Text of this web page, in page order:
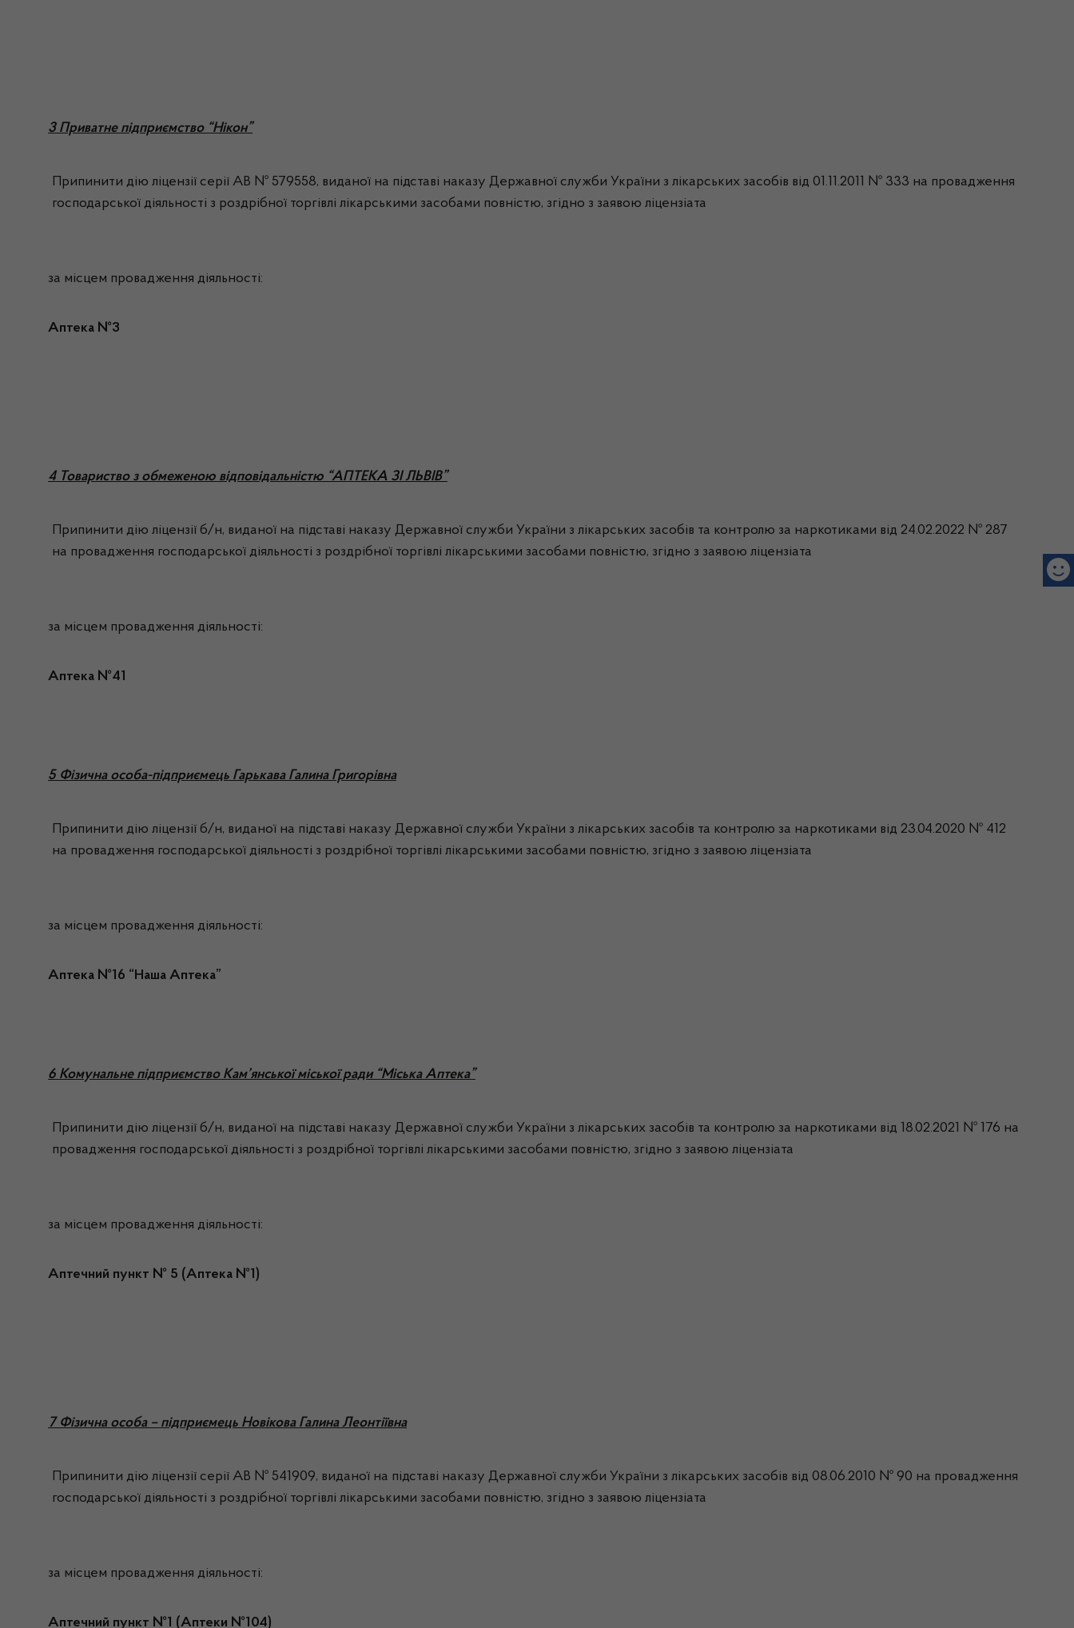
3 Приватне підприємство “Нікон”
Припинити дію ліцензії серії АВ № 579558, виданої на підставі наказу Державної служби України з лікарських засобів від 01.11.2011 № 333 на провадження
господарської діяльності з роздрібної торгівлі лікарськими засобами повністю, згідно з заявою ліцензіата
за місцем провадження діяльності:
Аптека №3
4 Товариство з обмеженою відповідальністю “АПТЕКА ЗІ ЛЬВІВ”
Припинити дію ліцензії б/н, виданої на підставі наказу Державної служби України з лікарських засобів та контролю за наркотиками від 24.02.2022 № 287
на провадження господарської діяльності з роздрібної торгівлі лікарськими засобами повністю, згідно з заявою ліцензіата
за місцем провадження діяльності:
Аптека №41
5 Фізична особа-підприємець Гарькава Галина Григорівна
Припинити дію ліцензії б/н, виданої на підставі наказу Державної служби України з лікарських засобів та контролю за наркотиками від 23.04.2020 № 412
на провадження господарської діяльності з роздрібної торгівлі лікарськими засобами повністю, згідно з заявою ліцензіата
за місцем провадження діяльності:
Аптека №16 “Наша Аптека”
6 Комунальне підприємство Кам’янської міської ради “Міська Аптека”
Припинити дію ліцензії б/н, виданої на підставі наказу Державної служби України з лікарських засобів та контролю за наркотиками від 18.02.2021 № 176 на
провадження господарської діяльності з роздрібної торгівлі лікарськими засобами повністю, згідно з заявою ліцензіата
за місцем провадження діяльності:
Аптечний пункт № 5 (Аптека №1)
7 Фізична особа – підприємець Новікова Галина Леонтіївна
Припинити дію ліцензії серії АВ № 541909, виданої на підставі наказу Державної служби України з лікарських засобів від 08.06.2010 № 90 на провадження
господарської діяльності з роздрібної торгівлі лікарськими засобами повністю, згідно з заявою ліцензіата
за місцем провадження діяльності:
Аптечний пункт №1 (Аптеки №104)